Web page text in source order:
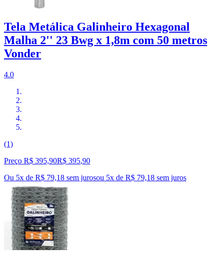
Tela Metálica Galinheiro Hexagonal
Malha 2'' 23 Bwg x 1,8m com 50 metros
Vonder
4.0
(1)
Preço R$ 395,90R$ 395,90
Ou 5x de R$ 79,18 sem jurosou 5x de R$ 79,18 sem juros